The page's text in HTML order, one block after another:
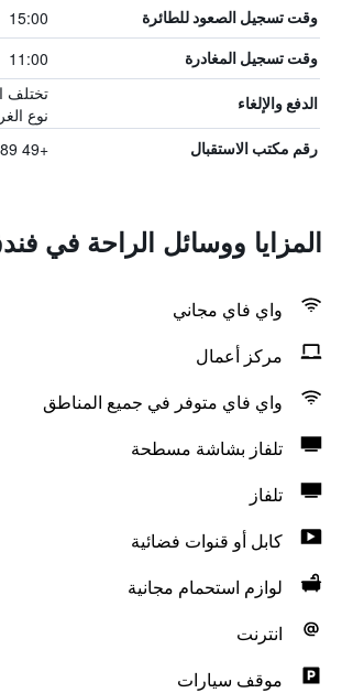
وقت تسجيل الصعود للطائرة 15:00
وقت تسجيل المغادرة 11:00
الدفع والإلغاء
تختلف
نوع
رقم مكتب الاستقبال +49 89 5998 8160
المزايا ووسائل الراحة في
واي فاي مجاني
مركز أعمال
واي فاي متوفر في جميع المناطق
تلفاز بشاشة مسطحة
تلفاز
كابل أو قنوات فضائية
لوازم استحمام مجانية
انترنت
موقف سيارات